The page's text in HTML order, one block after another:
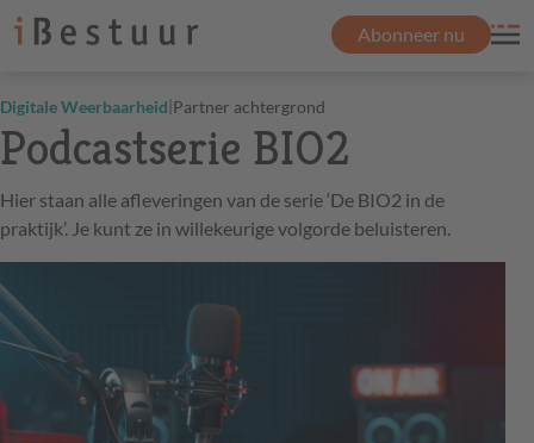
Abonneer nu
Digitale Weerbaarheid|Partner achtergrond
​​Podcastserie BIO2
Hier staan alle afleveringen van de serie ‘De BIO2 in de
praktijk’. Je kunt ze in willekeurige volgorde beluisteren.